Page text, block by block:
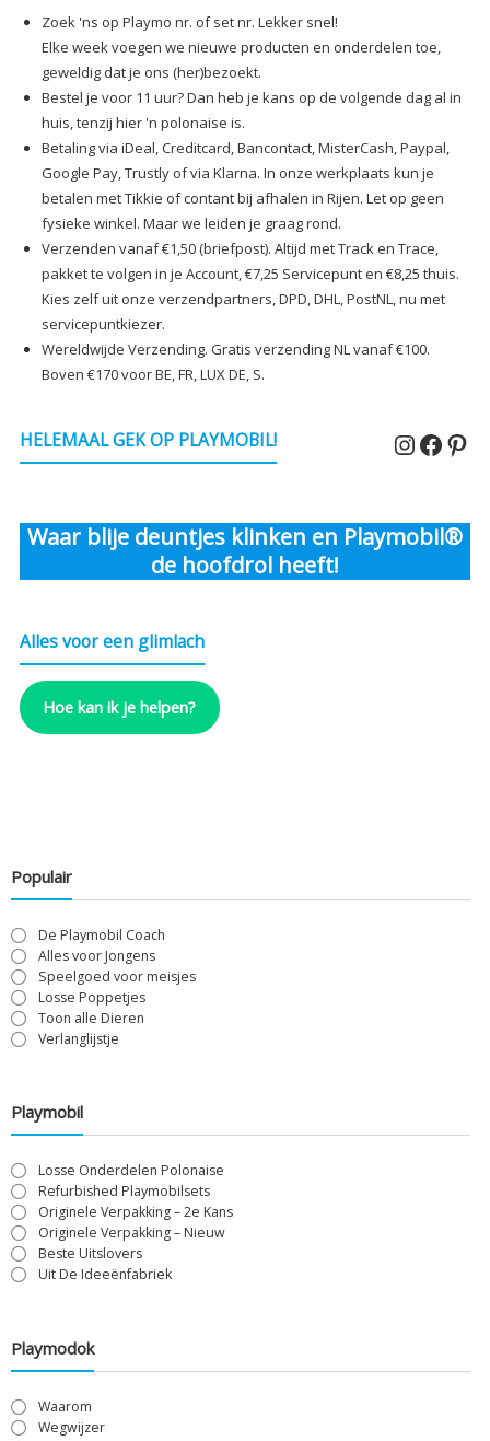
Zoek 'ns op Playmo nr. of set nr. Lekker snel!
Elke week voegen we nieuwe producten en onderdelen toe,
geweldig dat je ons (her)bezoekt.
Bestel je voor 11 uur? Dan heb je kans op de volgende dag al in
huis, tenzij hier 'n polonaise is.
Betaling via iDeal, Creditcard, Bancontact, MisterCash, Paypal,
Google Pay, Trustly of via Klarna. In onze werkplaats kun je
betalen met Tikkie of contant bij afhalen in Rijen. Let op geen
fysieke winkel. Maar we leiden je graag rond.
Verzenden vanaf €1,50 (briefpost). Altijd met Track en Trace,
pakket te volgen in je Account, €7,25 Servicepunt en €8,25 thuis.
Kies zelf uit onze verzendpartners, DPD, DHL, PostNL, nu met
servicepuntkiezer.
Wereldwijde Verzending. Gratis verzending NL vanaf €100.
Boven €170 voor BE, FR, LUX DE, S.
HELEMAAL GEK OP PLAYMOBIL!
Waar blije deuntjes klinken en Playmobil®
de hoofdrol heeft!
Alles voor een glimlach
Hoe kan ik je helpen?
Populair
De Playmobil Coach
Alles voor Jongens
Speelgoed voor meisjes
Losse Poppetjes
Toon alle Dieren
Verlanglijstje
Playmobil
Losse Onderdelen Polonaise
Refurbished Playmobilsets
Originele Verpakking – 2e Kans
Originele Verpakking – Nieuw
Beste Uitslovers
Uit De Ideeënfabriek
Playmodok
Waarom
Wegwijzer